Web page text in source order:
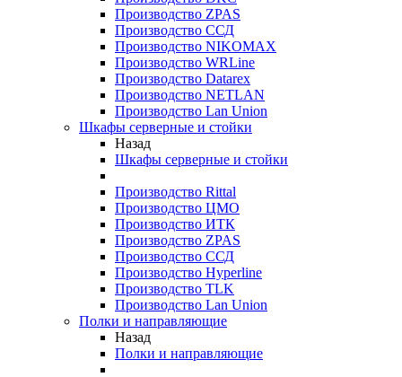
Производство ZPAS
Производство ССД
Производство NIKOMAX
Производство WRLine
Производство Datarex
Производство NETLAN
Производство Lan Union
Шкафы серверные и стойки
Назад
Шкафы серверные и стойки
Производство Rittal
Производство ЦМО
Производство ИТК
Производство ZPAS
Производство ССД
Производство Hyperline
Производство TLK
Производство Lan Union
Полки и направляющие
Назад
Полки и направляющие